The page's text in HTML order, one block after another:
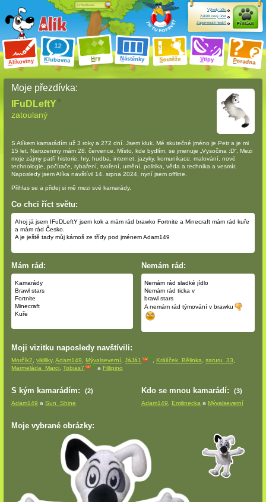
Alíkoviny Klubovna Hry Nástěnky Soutěže Vtipy Poradna
Výhody účtu
Založit nový účet
Zapomenuté heslo?
Přihlásit
Moje přezdívka:
IFuDLeftY
zatoulaný
S Alíkem kamarádímuž 3 roky a 272 dní . Jsem kluk. Mé skutečné jméno je Petr a je mi
15 let. Narozeniny mám 28. července. Místo, kde bydlím, se jmenuje „Vysočina :D“. Mezi
moje zájmy patří historie, hry, hudba, internet, jazyky, komunikace, malování, nové
technologie, počítače, rybaření, tvoření, umění, politika, věda a technika a vesmír.
Naposledy jsem Alíka navštívil 14. srpna 2024, nyní jsem offline.
Přihlas se a přidej si mě mezi své kamarády.
Co chci říct světu:
Ahoj já jsem IFuDLeftY jsem kok a mám rád brawko Fortnite a Minecraft mám rád kuře
a mám rád Česko.
A je ještě tady můj kámoš ze třídy pod jménem Adam149
Mám rád:
Kamarády
Brawl stars
Fortnite
Minecraft
Kuře
Nemám rád:
Nemám rád sladké jídlo
Nemám rád ticka v
brawl stars
A nemám rád týmování v brawku
Moji vizitku naposledy navštívili:
Morčík2 ,vikiliky,Adam149 Mývalseverní ,JáJá1 Králíček_Bělinka saruru_33
Marmeláda_Marci ,Tobias7 a Fillipino
S kým kamarádím:(2)
Adam149 aSun_Shine
Kdo se mnou kamarádí: (3)
Adam149 Emilinecka a Mývalseverní
Moje vybrané obrázky: